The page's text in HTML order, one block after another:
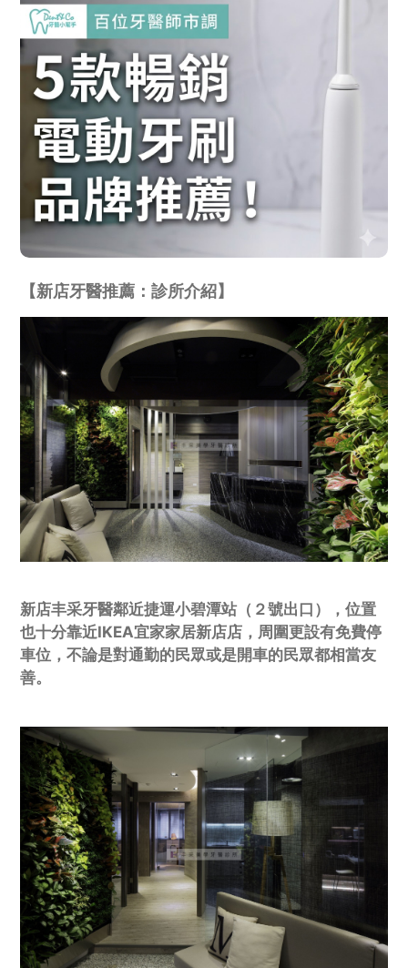
【新店牙醫推薦：診所介紹】
新店丰采牙醫鄰近捷運小碧潭站（２號出口），位置
也十分靠近IKEA宜家家居新店店，周圍更設有免費停
車位，不論是對通勤的民眾或是開車的民眾都相當友
善。